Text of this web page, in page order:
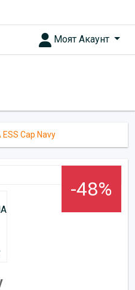
Моят Акаунт
ESS Cap Navy
-48%